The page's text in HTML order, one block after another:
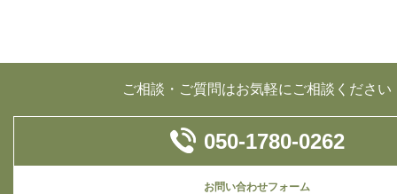
ご相談・ご質問はお気軽にご相談ください
050-1780-0262
お問い合わせフォーム